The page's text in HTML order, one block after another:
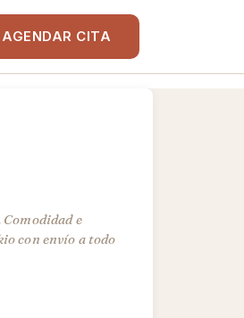
AGENDAR CITA
e
con envío a todo